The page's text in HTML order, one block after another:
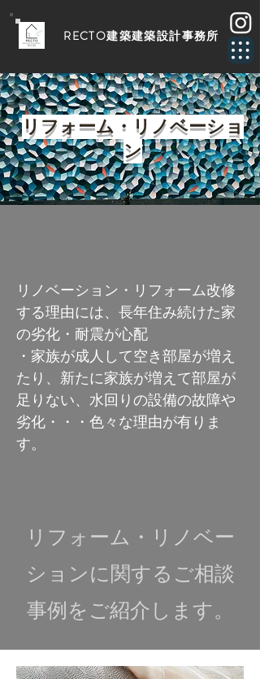
​RECTO建築建築設計事務所
​リフォーム・リノベーショ
ン
リノベーション・リフォーム改修
する理由には、長年住み続けた家
の劣化・耐震が心配
・家族が成人して空き部屋が増え
たり、新たに家族が増えて部屋が
足りない、水回りの設備の故障や
劣化・・・色々な理由が有りま
す。
​リフォーム・リノベー
ションに関するご相談
事例をご紹介します。